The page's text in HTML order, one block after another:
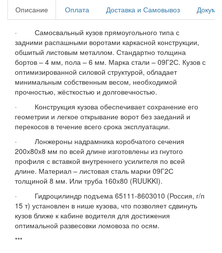
Описание
Оплата Доставка и Самовывоз
· Самосвальный кузов прямоугольного типа с
задними распашными воротами каркасной конструкции,
обшитый листовым металлом. Стандартно толщина
бортов – 4 мм, пола – 6 мм. Марка стали – 09Г2С. Кузов с
оптимизированной силовой структурой, обладает
минимальным собственным весом, необходимой
прочностью, жёсткостью и долговечностью.
· Конструкция кузова обеспечивает сохранение его
геометрии и легкое открывание ворот без заеданий и
перекосов в течение всего срока эксплуатации.
· Лонжероны надрамника коробчатого сечения
200х80х8 мм по всей длине изготовлены из гнутого
профиля с вставкой внутреннего усилителя по всей
длине. Материал – листовая сталь марки 09Г2С
толщиной 8 мм. Или труба 160х80 (RUUKKI).
· Гидроцилиндр подъема 65111-8603010 (Россия, г/п
15 т) установлен в нише кузова, что позволяет сдвинуть
кузов ближе к кабине водителя для достижения
оптимальной развесовки ломовоза по осям.
***